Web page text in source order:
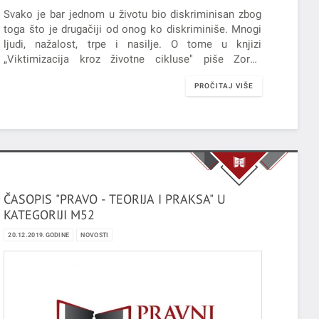
Svako je bar jednom u životu bio diskriminisan zbog
toga što je drugačiji od onog ko diskriminiše. Mnogi
ljudi, nažalost, trpe i nasilje. O tome u knjizi
„Viktimizacija kroz životne cikluse" piše Zoran
poslovima javnog tužioca, profesora prava i
PROČITAJ VIŠE
ČASOPIS "PRAVO - TEORIJA I PRAKSA" U
KATEGORIJI M52
20.12.2019.GODINE NOVOSTI